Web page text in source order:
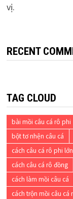
vị.
RECENT
TAG CLOUD
bài mồi câu cá rô phi
bột tơ nhện câu cá
cách câu cá rô phi lớn
cách câu cá rô đồng
cách làm mồi câu cá
cách trộn mồi câu cá